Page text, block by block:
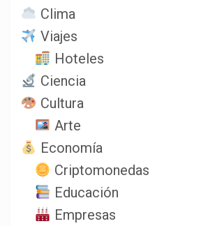
Clima
Viajes
Hoteles
Ciencia
Cultura
Arte
Economía
Criptomonedas
Educación
Empresas